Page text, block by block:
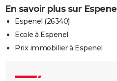
En savoir plus sur Espenel
Espenel (26340)
Ecole à Espenel
Prix immobilier à Espenel